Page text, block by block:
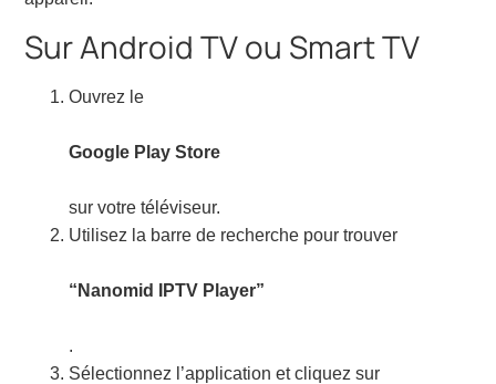
Sur Android TV ou Smart TV
Ouvrez le
Google Play Store
sur votre téléviseur.
Utilisez la barre de recherche pour trouver
“Nanomid IPTV Player”
.
Sélectionnez l’application et cliquez sur